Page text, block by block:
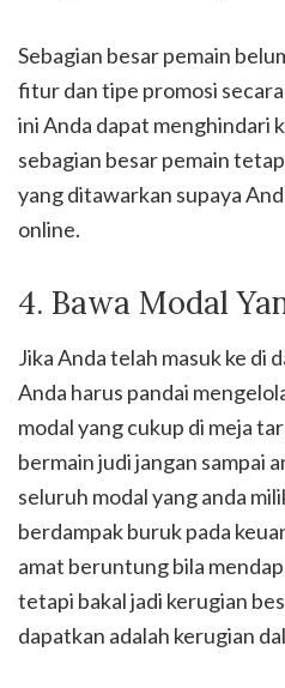
Sebagian besar pemain
fitur dan tipe promosi
ini Anda dapat menghindari
sebagian besar pemain
yang ditawarkan supaya
online.
4. Bawa Modal
Jika Anda telah masuk ke di
Anda harus pandai
modal yang cukup di meja
bermain judi jangan sampai
seluruh modal yang anda
berdampak buruk pada
amat beruntung bila
tetapi bakal jadi kerugian
dapatkan adalah kerugian